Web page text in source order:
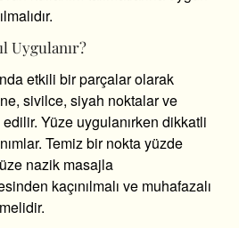
Uygulanır?
etkili bir parçalar olarak
sivilce, siyah noktalar ve
Yüze uygulanırken dikkatli
Temiz bir nokta yüzde
nazik masajla
kaçınılmalı ve muhafazalı